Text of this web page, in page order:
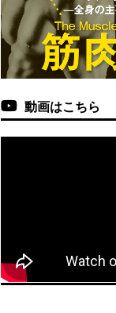
動画はこちら